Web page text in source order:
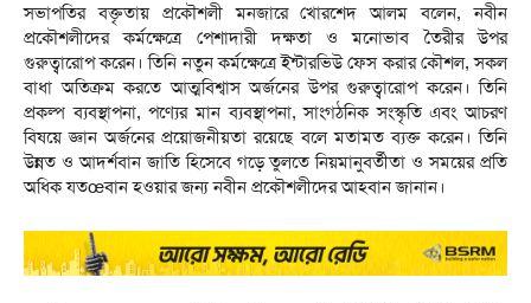
সভাপতির বক্তৃতায় প্রকৌশলী মনজারে খোরশেদ আলম বলেন, নবীন
প্রকৌশলীদের কর্মক্ষেত্রে পেশাদারী দক্ষতা ও মনোভাব তৈরীর উপর
গুরুত্বারোপ করেন। তিনি নতুন কর্মক্ষেত্রে ইন্টারভিউ ফেস করার কৌশল, সকল
বাধা অতিক্রম করতে আত্মবিশ্বাস অর্জনের উপর গুরুত্বারোপ করেন। তিনি
প্রকল্প ব্যবস্থাপনা, পণ্যের মান ব্যবস্থাপনা, সাংগঠনিক সংস্কৃতি এবং আচরণ
বিষয়ে জ্ঞান অর্জনের প্রয়োজনীয়তা রয়েছে বলে মতামত ব্যক্ত করেন। তিনি
উন্নত ও আদর্শবান জাতি হিসেবে গড়ে তুলতে নিয়মানুবর্তীতা ও সময়ের প্রতি
অধিক যতœবান হওয়ার জন্য নবীন প্রকৌশলীদের আহবান জানান।